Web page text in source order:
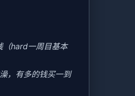
（hard一周目基本
，有多的钱买一到